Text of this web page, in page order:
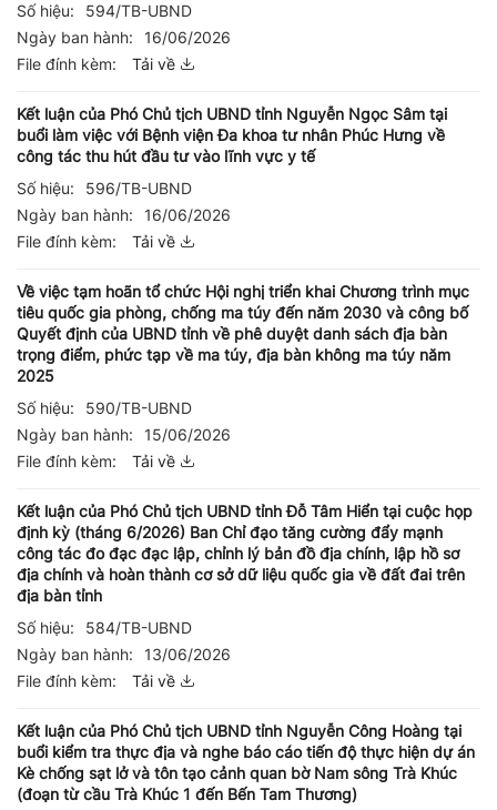
Số hiệu:
594/TB-UBND
Ngày ban hành:
16/06/2026
File đính kèm:
Tải về
Kết luận của Phó Chủ tịch UBND tỉnh Nguyễn Ngọc Sâm tại
buổi làm việc với Bệnh viện Đa khoa tư nhân Phúc Hưng về
công tác thu hút đầu tư vào lĩnh vực y tế
Số hiệu:
596/TB-UBND
Ngày ban hành:
16/06/2026
File đính kèm:
Tải về
Về việc tạm hoãn tổ chức Hội nghị triển khai Chương trình mục
tiêu quốc gia phòng, chống ma túy đến năm 2030 và công bố
Quyết định của UBND tỉnh về phê duyệt danh sách địa bàn
trọng điểm, phức tạp về ma túy, địa bàn không ma túy năm
2025
Số hiệu:
590/TB-UBND
Ngày ban hành:
15/06/2026
File đính kèm:
Tải về
Kết luận của Phó Chủ tịch UBND tỉnh Đỗ Tâm Hiển tại cuộc họp
định kỳ (tháng 6/2026) Ban Chỉ đạo tăng cường đẩy mạnh
công tác đo đạc đạc lập, chỉnh lý bản đồ địa chính, lập hồ sơ
địa chính và hoàn thành cơ sở dữ liệu quốc gia về đất đai trên
địa bàn tỉnh
Số hiệu:
584/TB-UBND
Ngày ban hành:
13/06/2026
File đính kèm:
Tải về
Kết luận của Phó Chủ tịch UBND tỉnh Nguyễn Công Hoàng tại
buổi kiểm tra thực địa và nghe báo cáo tiến độ thực hiện dự án
Kè chống sạt lở và tôn tạo cảnh quan bờ Nam sông Trà Khúc
(đoạn từ cầu Trà Khúc 1 đến Bến Tam Thương)